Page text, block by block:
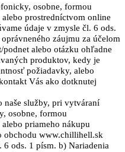
osobne, formou
prostredníctvom online
údaje v zmysle čl. 6 ods.
záujmu za účelom
alebo otázku ohľadne
produktov, kedy je
požiadavky, alebo
Vás ako dotknutej
naše služby, pri vytváraní
osobne, formou
priameho nákupu
obchodu www.chillihell.sk
ods. 1 písm. b) Nariadenia